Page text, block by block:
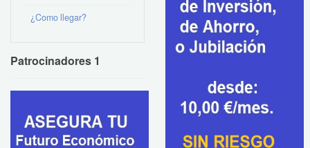
¿Como llegar?
Patrocinadores 1